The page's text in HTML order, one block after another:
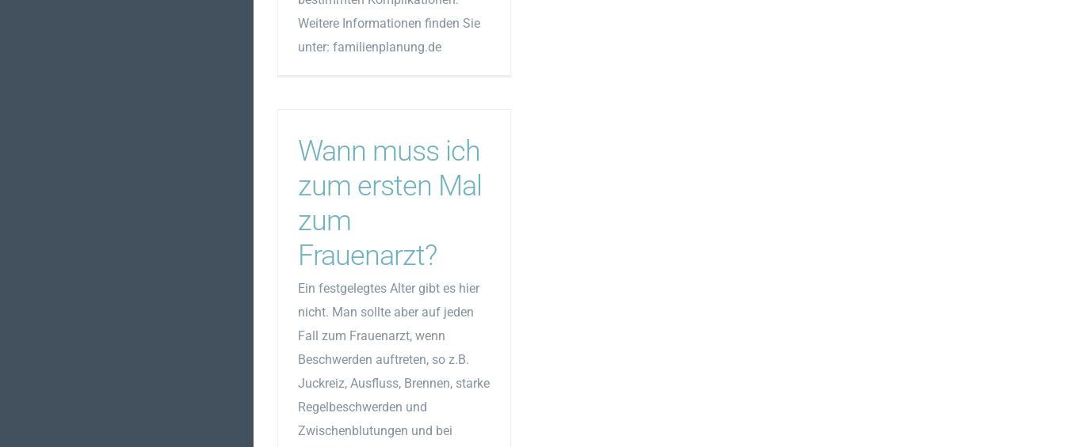
Weitere Informationen finden Sie
unter: familienplanung.de
Wann muss ich
zum ersten Mal
zum
Frauenarzt?
Ein festgelegtes Alter gibt es hier
nicht. Man sollte aber auf jeden
Fall zum Frauenarzt, wenn
Beschwerden auftreten, so z.B.
Juckreiz, Ausfluss, Brennen, starke
Regelbeschwerden und
Zwischenblutungen und bei